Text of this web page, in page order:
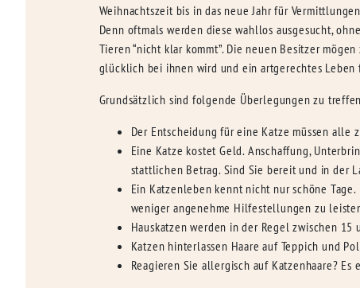
Weihnachtszeit bis in das neue Jahr für
Denn oftmals werden diese wahllos ausgesucht,
Tieren “nicht klar kommt”. Die neuen Besitzer
glücklich bei ihnen wird und ein artgerechtes Leben
Grundsätzlich sind folgende Überlegungen zu
Der Entscheidung für eine Katze müssen alle
Eine Katze kostet Geld. Anschaffung,
stattlichen Betrag. Sind Sie bereit und in der
Ein Katzenleben kennt nicht nur schöne
weniger angenehme Hilfestellungen zu
Hauskatzen werden in der Regel zwischen
Katzen hinterlassen Haare auf Teppich und
Reagieren Sie allergisch auf Katzenhaare?